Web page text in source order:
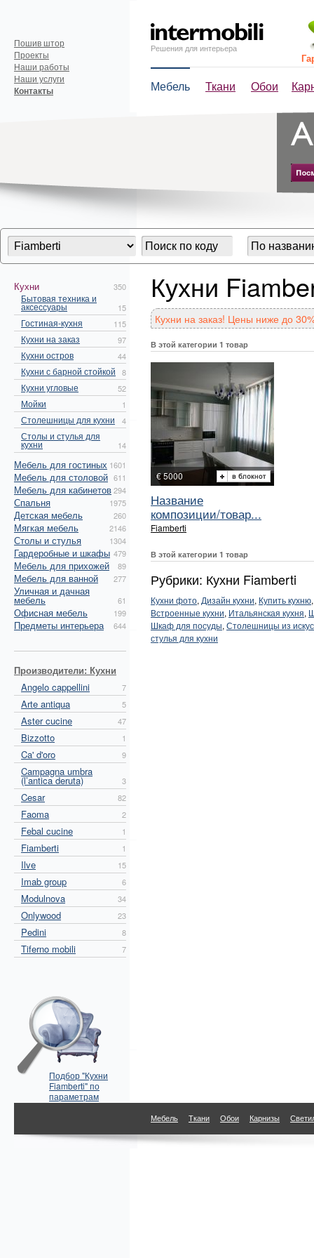
Решения для интерьера
Мебель Ткани Обои
Пошив штор
Проекты
Наши работы
Наши услуги
Контакты
Кухни 350
Бытовая техника и
аксессуары 15
Гостиная-кухня 115
Кухни на заказ 97
Кухни остров 44
Кухни с барной стойкой 8
Кухни угловые 52
Мойки 1
Столешницы для кухни 4
Столы и стулья для
кухни 14
Мебель для гостиных 1601
Мебель для столовой 611
Мебель для кабинетов294
Спальня 1975
Детская мебель 260
Мягкая мебель 2146
Столы и стулья 1304
Гардеробные и шкафы 479
Мебель для прихожей 89
Мебель для ванной 277
Уличная и дачная
мебель 61
Офисная мебель 199
Предметы интерьера 644
Производители: Кухни
Angelo cappellini
7
Arte antiqua 5
Aster cucine 47
Bizzotto 1
Ca' d'oro 9
Campagna umbra
(l’antica deruta) 3
Cesar 82
Faoma 2
Febal cucine 1
Fiamberti 1
Ilve 15
Imab group 6
Modulnova 34
Onlywood 23
Pedini 8
Tiferno mobili 7
Подбор "Кухни
Fiamberti" по
параметрам
Кухни
Кухни на заказ! Цены ниже до
В этой категории 1 товар
€ 5000
Название
композиции/товар...
Fiamberti
В этой категории 1 товар
Рубрики: Кухни Fiamberti
Кухни фото, Дизайн кухни, Купить кухню
Встроенные кухни, Итальянская кухня,
Шкаф для посуды, Столешницы из
стулья для кухни
Мебель Ткани Обои Карнизы